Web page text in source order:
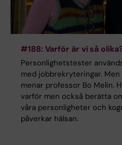
#188: Varför är vi så
Personlighetstester
med jobbrekryteringar.
menar professor Bo Melin.
varför men också berätta
våra personligheter och
påverkar hälsan.